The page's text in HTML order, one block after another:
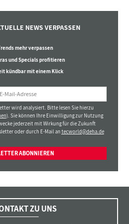
NEWS VERPASSEN
mehr verpassen
und Specials profitieren
kündbar mit einem Klick
wird analysiert. Bitte lesen Sie hierzu
). Sie können Ihre Einwilligung zur Nutzung
jederzeit mit Wirkung für die Zukunft
oder durch E-Mail an tecworld@deha.de
ABONNIEREN
ZU UNS